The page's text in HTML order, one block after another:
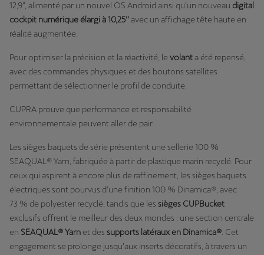
12,9”, alimenté par un nouvel OS Android ainsi qu’un nouveau digital
cockpit numérique élargi à 10,25’’avec un affichage tête haute en
réalité augmentée.
Pour optimiser la précision et la réactivité, le volanta été repensé,
avec des commandes physiques et des boutons satellites
permettant de sélectionner le profil de conduite.
CUPRA prouve que performance et responsabilité
environnementale peuvent aller de pair.
Les sièges baquets de série présentent une sellerie 100 %
SEAQUAL® Yarn, fabriquée à partir de plastique marin recyclé. Pour
ceux qui aspirent à encore plus de raffinement, les sièges baquets
électriques sont pourvus d’une finition 100 % Dinamica®, avec
73 % de polyester recyclé, tandis que les sièges CUPBucket
exclusifs offrent le meilleur des deux mondes : une section centrale
en SEAQUAL® Yarn et des supports latéraux en Dinamica® . Cet
engagement se prolonge jusqu’aux inserts décoratifs, à travers un